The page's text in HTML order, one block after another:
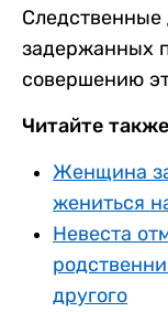
задержанных
совершению
Читайте
Женщина
жениться
Невеста
другого